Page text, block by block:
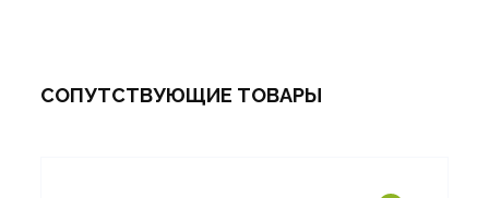
СОПУТСТВУЮЩИЕ ТОВАРЫ